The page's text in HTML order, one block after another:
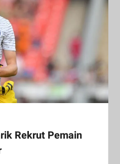
Rekrut Pemain